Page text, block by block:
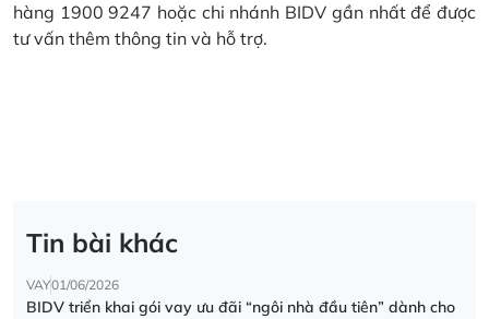
hàng 1900 9247 hoặc chi nhánh BIDV gần nhất để được
tư vấn thêm thông tin và hỗ trợ.
Tin bài khác
VAY01/06/2026
BIDV triển khai gói vay ưu đãi “ngôi nhà đầu tiên” dành cho